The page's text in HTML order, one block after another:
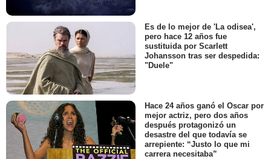
Es de lo mejor de 'La odisea',
pero hace 12 años fue
sustituida por Scarlett
Johansson tras ser despedida:
"Duele"
Hace 24 años ganó el Oscar por
mejor actriz, pero dos años
después protagonizó un
desastre del que todavía se
arrepiente: “Justo lo que mi
carrera necesitaba”